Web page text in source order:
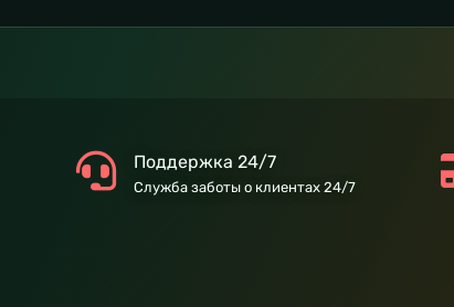
Поддержка 24/7
Служба заботы о клиентах 24/7